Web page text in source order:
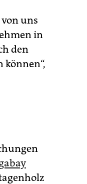
uns
in
den